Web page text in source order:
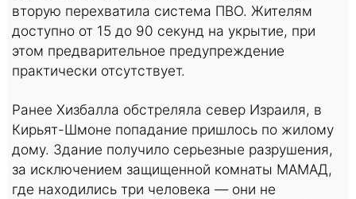
вторую перехватила система ПВО. Жителям
доступно от 15 до 90 секунд на укрытие, при
этом предварительное предупреждение
практически отсутствует.
Ранее Хизбалла обстреляла север Израиля, в
Кирьят-Шмоне попадание пришлось по жилому
дому. Здание получило серьезные разрушения,
за исключением защищенной комнаты МАМАД,
где находились три человека — они не